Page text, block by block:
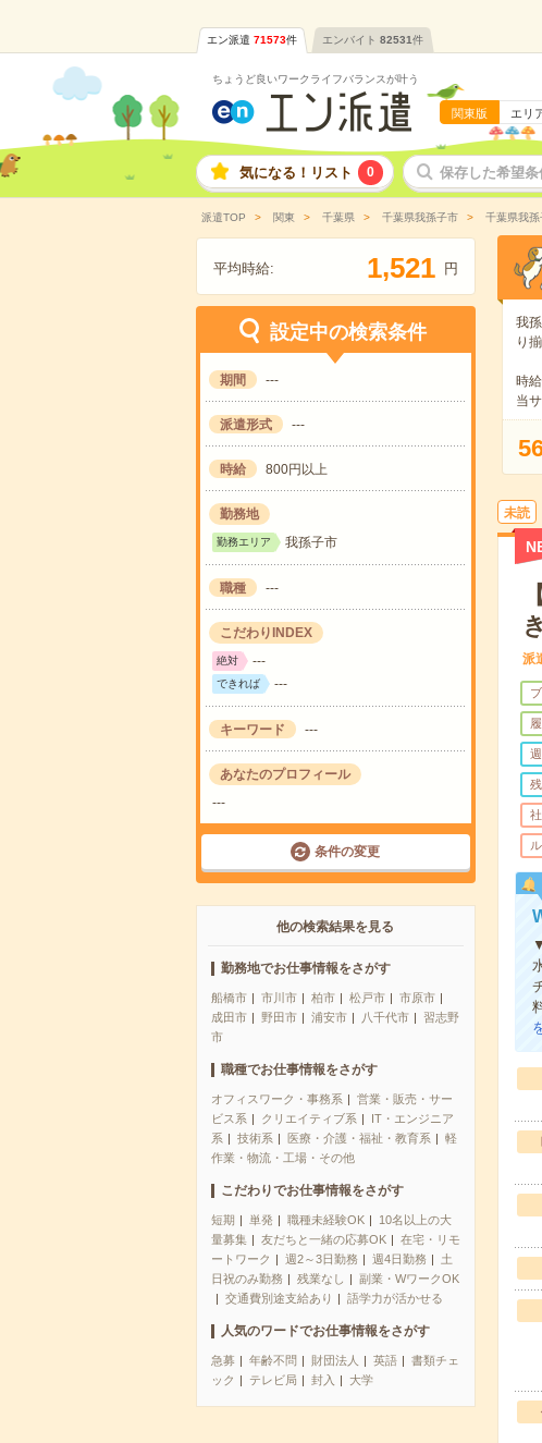
エン派遣 71573件 エンバイト 82531件
ちょうど良いワークライフバランスが叶う
関東版 エリ
気になる！リスト 0 保存した希望条
派遣TOP 関東 千葉県 千葉県我孫子市 千葉県我
平均時給: 1,521 円
設定中の検索条件
期間 ---
派遣形式 ---
時給 800円以上
勤務地
勤務エリア 我孫子市
職種 ---
こだわりINDEX
絶対 ---
できれば ---
キーワード ---
あなたのプロフィール
---
条件の変更
他の検索結果を見る
勤務地でお仕事情報をさがす
船橋市 市川市 柏市 松戸市
市原市
成田市
野田市 浦安市 八千代市
習志野
市
職種でお仕事情報をさがす
オフィスワーク・事務系
営業・販売・サー
ビス系
クリエイティブ系
IT・エンジニア
系
技術系 医療・介護・福祉・教育系
軽
作業・物流・工場・その他
こだわりでお仕事情報をさがす
短期 単発 職種未経験OK
10名以上の大
量募集
友だちと一緒の応募OK
在宅・リモ
ートワーク
週2～3日勤務 週4日勤務
土
日祝のみ勤務
残業なし
副業・WワークOK
交通費別途支給あり
語学力が活かせる
人気のワードでお仕事情報をさがす
急募 年齢不問 財団法人 英語
書類チェ
ック
テレビ局 封入 大学
我
り
時給
当
未読
派